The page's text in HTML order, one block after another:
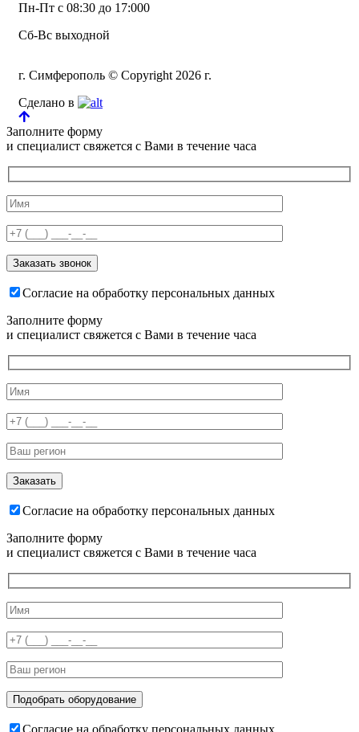
Пн-Пт с 08:30 до 17:000
Сб-Вс выходной
г. Симферополь © Copyright 2026 г.
Сделано в
Заполните форму
и специалист свяжется с Вами в течение часа
Согласие на обработку персональных данных
Заполните форму
и специалист свяжется с Вами в течение часа
Согласие на обработку персональных данных
Заполните форму
и специалист свяжется с Вами в течение часа
Согласие на обработку персональных данных